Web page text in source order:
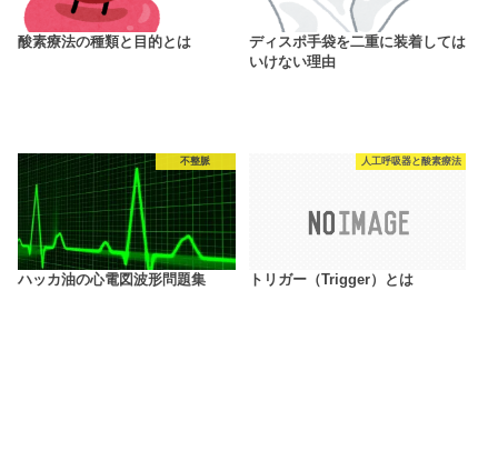
酸素療法の種類と目的とは
ディスポ手袋を二重に装着しては
いけない理由
不整脈
ハッカ油の心電図波形問題集
人工呼吸器と酸素療法
トリガー（Trigger）とは